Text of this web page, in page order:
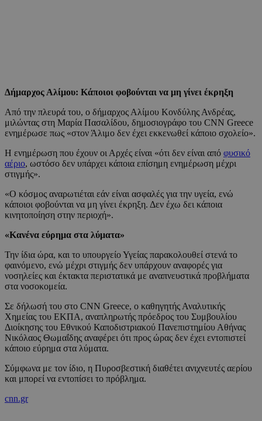
Δήμαρχος Αλίμου: Κάποιοι φοβούνται να μη γίνει έκρηξη
Από την πλευρά του, ο δήμαρχος Αλίμου Κονδύλης Ανδρέας,
μιλώντας στη Μαρία Πασαλίδου, δημοσιογράφο του CNN Greece
ενημέρωσε πως «στον Άλιμο δεν έχει εκκενωθεί κάποιο σχολείο».
Η ενημέρωση που έχουν οι Αρχές είναι «ότι δεν είναι από φυσικό
αέριο, ωστόσο δεν υπάρχει κάποια επίσημη ενημέρωση μέχρι
στιγμής».
«Ο κόσμος αναρωτιέται εάν είναι ασφαλές για την υγεία, ενώ
κάποιοι φοβούνται να μη γίνει έκρηξη. Δεν έχω δει κάποια
κινητοποίηση στην περιοχή».
«Κανένα εύρημα στα λύματα»
Την ίδια ώρα, και το υπουργείο Υγείας παρακολουθεί στενά το
φαινόμενο, ενώ μέχρι στιγμής δεν υπάρχουν αναφορές για
νοσηλείες και έκτακτα περιστατικά με αναπνευστικά προβλήματα
στα νοσοκομεία.
Σε δήλωσή του στο CNN Greece, ο καθηγητής Αναλυτικής
Χημείας του ΕΚΠΑ, αναπληρωτής πρόεδρος του Συμβουλίου
Διοίκησης του Εθνικού Καποδιστριακού Πανεπιστημίου Αθήνας
Νικόλαος Θωμαΐδης αναφέρει ότι προς ώρας δεν έχει εντοπιστεί
κάποιο εύρημα στα λύματα.
Σύμφωνα με τον ίδιο, η Πυροσβεστική διαθέτει ανιχνευτές αερίου
και μπορεί να εντοπίσει το πρόβλημα.
cnn.gr